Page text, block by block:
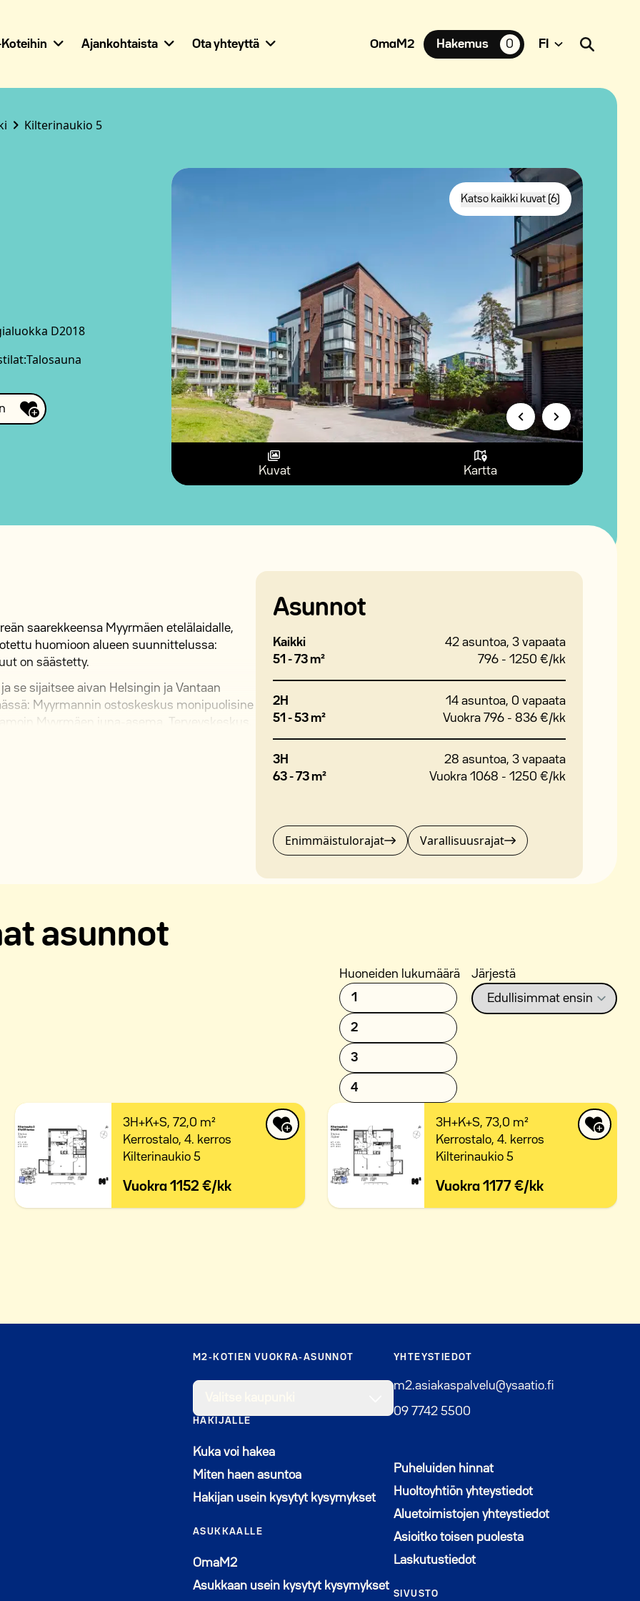
Koteihin Ajankohtaista Ota yhteyttä OmaM2 Hakemus
suosikkiasuntoja,
0
Kilterinaukio 5
Katso kaikki kuvat (6)
Kuvat Kartta
D2018
Talosauna
saarekkeensa Myyrmäen etelälaidalle,
huomioon alueen suunnittelussa:
on säästetty.
se sijaitsee aivan Helsingin ja Vantaan
Myyrmannin ostoskeskus monipuolisine
Myyrmäen juna-asema, Terveyskeskus,
taidemuseo Artsi.
tapahtumapaikka Energia Areena,
Kävelymatkan päässä sijaitsee
M laajakaistayhteys. Vesimaksu on
Asunnot
Kaikki
51 - 73 m²
42 asuntoa, 3 vapaata
796 - 1250 €/kk
2H
51 - 53 m²
14 asuntoa, 0 vapaata
Vuokra 796 - 836 €/kk
3H
63 - 73 m²
28 asuntoa, 3 vapaata
Vuokra 1068 - 1250 €/kk
Enimmäistulorajat Varallisuusrajat
asunnot
Huoneiden lukumäärä
1
2
3
4
Järjestä
3H+K+S, 72,0 m²
Kerrostalo,4. kerros
Kilterinaukio 5
Vuokra1152 €/kk
3H+K+S, 73,0 m²
Kerrostalo, 4. kerros
Kilterinaukio 5
Vuokra 1177 €/kk
M2-KOTIEN VUOKRA-ASUNNOT
HAKIJALLE
Kuka voi hakea
Miten haen asuntoa
Hakijan usein kysytyt kysymykset
ASUKKAALLE
OmaM2Avautuu uuteen ikkunaan
Asukkaan usein kysytyt kysymykset
YHTEYSTIEDOT
m2.asiakaspalvelu@ysaatio.fi
09 7742 5500
Puheluiden hinnat
Huoltoyhtiön yhteystiedot
Aluetoimistojen yhteystiedot
Asioitko toisen puolesta
Laskutustiedot
SIVUSTO